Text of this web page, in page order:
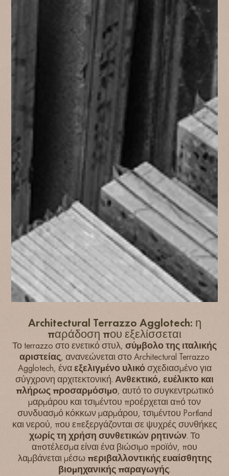
Architectural Terrazzo Agglotech: η
παράδοση που εξελίσσεται
Το terrazzo στο ενετικό στυλ, σύμβολο της ιταλικής
αριστείας, ανανεώνεται στο Architectural Terrazzo
Agglotech, έναεξελιγμένο υλικόσχεδιασμένο για
σύγχρονη αρχιτεκτονική. Ανθεκτικό, ευέλικτο και
πλήρως προσαρμόσιμο, αυτό το συγκεντρωτικό
μαρμάρου και τσιμέντου προέρχεται από τον
συνδυασμό κόκκων μαρμάρου, τσιμέντου Portland
και νερού, που επεξεργάζονται σε ψυχρές συνθήκες
χωρίς τη χρήση συνθετικών ρητινών. Το
αποτέλεσμα είναι ένα βιώσιμο προϊόν, που
λαμβάνεται μέσω περιβαλλοντικής ευαίσθητης
βιομηχανικής παραγωγής.